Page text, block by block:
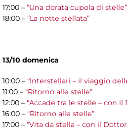
17:00 – “Una dorata cupola di stelle”
18:00 – “La notte stellata”
13/10 domenica
10:00 – “Interstellari – il viaggio
11:00 – “Ritorno alle stelle”
12:00 – “Accade tra le stelle – con
16:00 – “Ritorno alle stelle”
17:00 – “Vita da stella – con il